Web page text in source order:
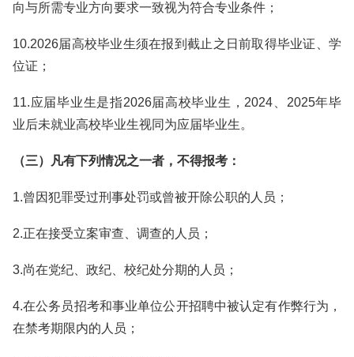
向与所需专业方向要求一致视为符合专业条件；
10.2026届高校毕业生须在报到截止之日前取得毕业证、学
位证；
11.应届毕业生是指2026届高校毕业生，2024、2025年毕
业后未就业高校毕业生视同为应届毕业生。
（三）凡有下列情况之一者，不得报考：
1.曾因犯罪受过刑事处罚或曾被开除公职的人员；
2.正在接受立案审查、调查的人员；
3.尚在党纪、政纪、校纪处分期的人员；
4.在公务员招考和事业单位公开招聘中被认定有作弊行为，
在禁考期限内的人员；